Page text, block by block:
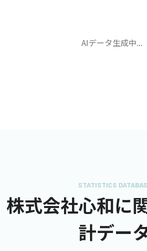
AIデータ生成中...
STATISTICS
株式会社心和に
計デー